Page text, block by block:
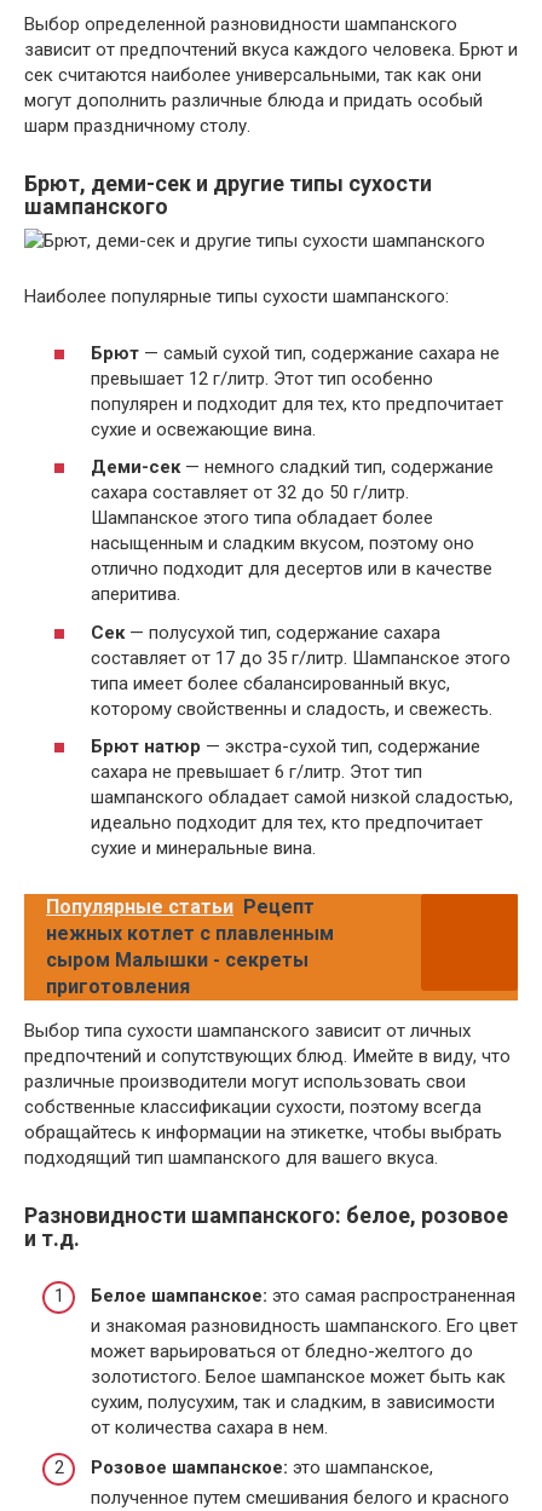
Выбор определенной разновидности шампанского
зависит от предпочтений вкуса каждого человека. Брют и
сек считаются наиболее универсальными, так как они
могут дополнить различные блюда и придать особый
шарм праздничному столу.
Брют, деми-сек и другие типы сухости
шампанского
Наиболее популярные типы сухости шампанского:
Брют — самый сухой тип, содержание сахара не
превышает 12 г/литр. Этот тип особенно
популярен и подходит для тех, кто предпочитает
сухие и освежающие вина.
Деми-сек— немного сладкий тип, содержание
сахара составляет от 32 до 50 г/литр.
Шампанское этого типа обладает более
насыщенным и сладким вкусом, поэтому оно
отлично подходит для десертов или в качестве
аперитива.
Сек— полусухой тип, содержание сахара
составляет от 17 до 35 г/литр. Шампанское этого
типа имеет более сбалансированный вкус,
которому свойственны и сладость, и свежесть.
Брют натюр — экстра-сухой тип, содержание
сахара не превышает 6 г/литр. Этот тип
шампанского обладает самой низкой сладостью,
идеально подходит для тех, кто предпочитает
сухие и минеральные вина.
Популярные статьи Рецепт
нежных котлет с плавленным
сыром Малышки - секреты
приготовления
Выбор типа сухости шампанского зависит от личных
предпочтений и сопутствующих блюд. Имейте в виду, что
различные производители могут использовать свои
собственные классификации сухости, поэтому всегда
обращайтесь к информации на этикетке, чтобы выбрать
подходящий тип шампанского для вашего вкуса.
Разновидности шампанского: белое, розовое
и т.д.
Белое шампанское: это самая распространенная
и знакомая разновидность шампанского. Его цвет
может варьироваться от бледно-желтого до
золотистого. Белое шампанское может быть как
сухим, полусухим, так и сладким, в зависимости
от количества сахара в нем.
Розовое шампанское: это шампанское,
полученное путем смешивания белого и красного